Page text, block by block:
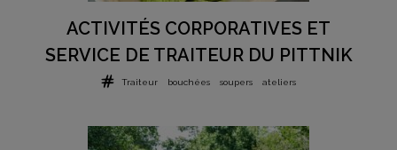
ACTIVITÉS CORPORATIVES ET
SERVICE DE TRAITEUR DU PITTNIK
Traiteur bouchées soupers ateliers